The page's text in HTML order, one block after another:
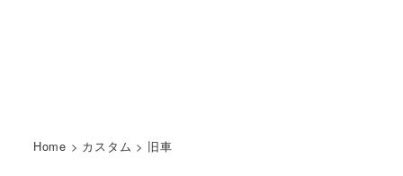
Home > カスタム > 旧車